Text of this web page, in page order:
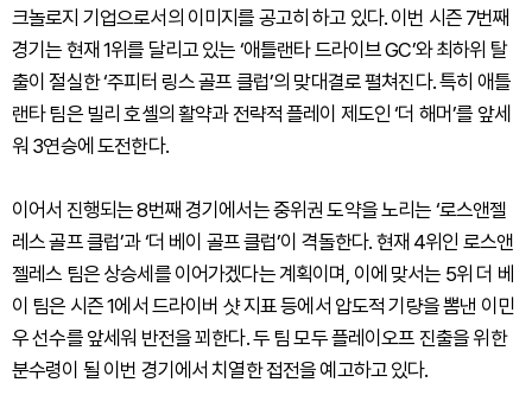
크놀로지 기업으로서의 이미지를 공고히 하고 있다. 이번 시즌 7번째
경기는 현재 1위를 달리고 있는 ‘애틀랜타 드라이브 GC’와 최하위 탈
출이 절실한 ‘주피터 링스 골프 클럽’의 맞대결로 펼쳐진다. 특히 애틀
랜타 팀은 빌리 호셸의 활약과 전략적 플레이 제도인 ‘더 해머’를 앞세
워 3연승에 도전한다.
이어서 진행되는 8번째 경기에서는 중위권 도약을 노리는 ‘로스앤젤
레스 골프 클럽’과 ‘더 베이 골프 클럽’이 격돌한다. 현재 4위인 로스앤
젤레스 팀은 상승세를 이어가겠다는 계획이며, 이에 맞서는 5위 더 베
이 팀은 시즌 1에서 드라이버 샷 지표 등에서 압도적 기량을 뽐낸 이민
우 선수를 앞세워 반전을 꾀한다. 두 팀 모두 플레이오프 진출을 위한
분수령이 될 이번 경기에서 치열한 접전을 예고하고 있다.